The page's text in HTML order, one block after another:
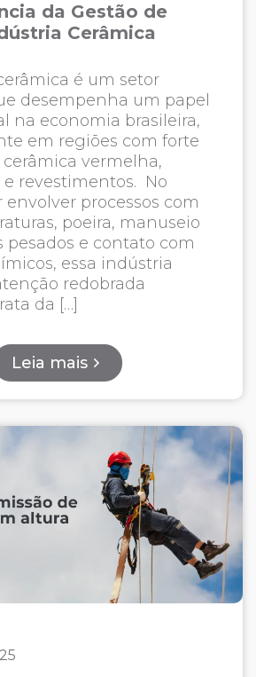
da Gestão de
Cerâmica
é um setor
desempenha um papel
na economia brasileira,
em regiões com forte
vermelha,
revestimentos. No
processos com
poeira, manuseio
pesados e contato com
essa indústria
redobrada
da […]
Leia mais